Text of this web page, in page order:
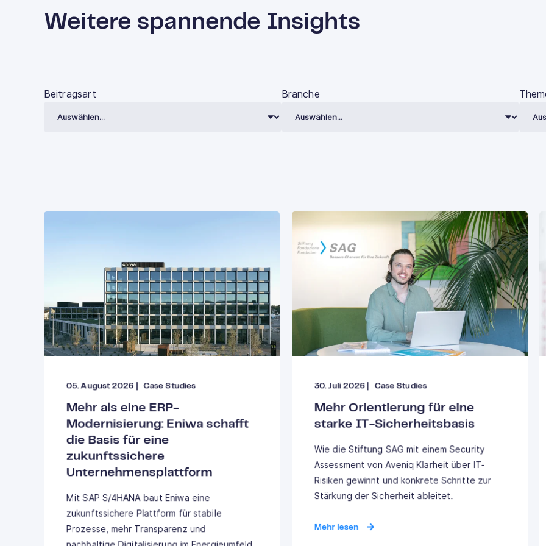
Weitere spannende Insights
Beitragsart Branche
05. August 2026 Case Studies
Mehr als eine ERP-
Modernisierung: Eniwa schafft
die Basis für eine
zukunftssichere
Unternehmensplattform
Mit SAP S/4HANA baut Eniwa eine
zukunftssichere Plattform für stabile
Prozesse, mehr Transparenz und
30. Juli 2026| Case Studies
Mehr Orientierung für eine
starke IT-Sicherheitsbasis
Wie die Stiftung SAG mit einem Security
Assessment von Aveniq Klarheit über IT-
Risiken gewinnt und konkrete Schritte zur
Stärkung der Sicherheit ableitet.
Mehr lesen